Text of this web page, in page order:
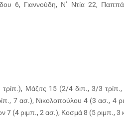
6, Γιαννούδη, Ν’ Ντία 22,
Μάζιτς 15 (2/4 διπ., 3/3 τρίπ.,
7 ασ.), Νικολοπούλου 4 (3 ασ., 4
7 (4 ριμπ., 2 ασ.), Κοσμά 8 (5 ριμπ., 3